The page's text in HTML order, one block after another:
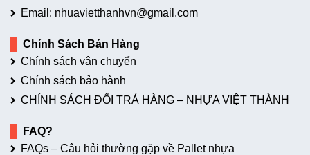
Email: nhuavietthanhvn@gmail.com
Chính Sách Bán Hàng
Chính sách vận chuyển
Chính sách bảo hành
CHÍNH SÁCH ĐỔI TRẢ HÀNG – NHỰA VIỆT THÀNH
FAQ?
FAQs – Câu hỏi thường gặp về Pallet nhựa